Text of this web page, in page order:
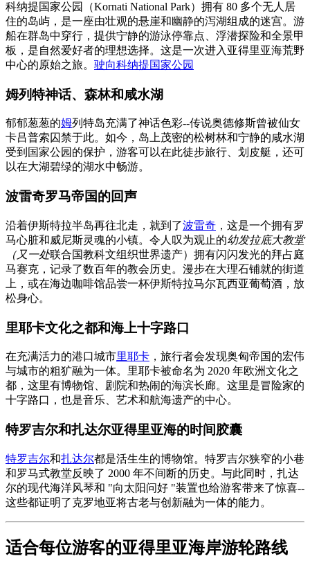
科纳提国家公园（Kornati National Park）拥有 80 多个无人居
住的岛屿，是一座由壮观的悬崖和幽静的泻湖组成的迷宫。游
船在群岛中穿行，提供宁静的游泳停靠点、浮潜探险和全景甲
板，是自然爱好者的理想选择。这是一次进入亚得里亚海荒野
中心的原始之旅。 驶向科纳提国家公园
姆列特神话、森林和咸水湖
郁郁葱葱的姆列特岛充满了神话色彩--传说奥德修斯曾被仙女
卡吕普索囚禁于此。如今，岛上茂密的松树林和宁静的咸水湖
受到国家公园的保护，游客可以在此徒步旅行、划皮艇，还可
以在大湖碧绿的湖水中畅游。
波雷奇罗马帝国的回声
沿着伊斯特拉半岛再往北走，就到了波雷奇 ，这是一个拥有罗
马心脏和威尼斯灵魂的小镇。令人叹为观止的幼发拉底大教堂
（又一处联合国教科文组织世界遗产）拥有闪闪发光的拜占庭
马赛克，记录了数百年的教会历史。漫步在大理石铺就的街道
上，或在海边咖啡馆品尝一杯伊斯特拉马尔瓦西亚葡萄酒，放
松身心。
里耶卡文化之都和海上十字路口
在充满活力的港口城市里耶卡 ，旅行者会发现奥匈帝国的宏伟
与城市的粗犷融为一体。里耶卡被命名为 2020 年欧洲文化之
都，这里有博物馆、剧院和热闹的海滨长廊。这里是冒险家的
十字路口，也是音乐、艺术和航海遗产的中心。
特罗吉尔和扎达尔亚得里亚海的时间胶囊
特罗吉尔和扎达尔都是活生生的博物馆。特罗吉尔狭窄的小巷
和罗马式教堂反映了 2000 年不间断的历史。与此同时，扎达
尔的现代海洋风琴和 "向太阳问好 "装置也给游客带来了惊喜--
这些都证明了克罗地亚将古老与创新融为一体的能力。
适合每位游客的亚得里亚海岸游轮路线